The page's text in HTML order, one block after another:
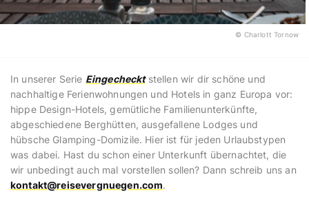
© Charlott Tornow
In unserer Serie Eingechecktstellen wir dir schöne und
nachhaltige Ferienwohnungen und Hotels in ganz Europa vor:
hippe Design-Hotels, gemütliche Familienunterkünfte,
abgeschiedene Berghütten, ausgefallene Lodges und
hübsche Glamping-Domizile. Hier ist für jeden Urlaubstypen
was dabei. Hast du schon einer Unterkunft übernachtet, die
wir unbedingt auch mal vorstellen sollen? Dann schreib uns an
kontakt@reisevergnuegen.com.